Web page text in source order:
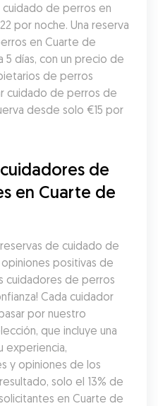
de perros en
por noche. Una reserva
en Cuarte de
5 días, con un precio de
de perros
cuidado de perros de
desde solo €15 por
de
en Cuarte de
reservas de cuidado de
positivas de
cuidadores de perros
Cada cuidador
por nuestro
que incluye una
experiencia,
y opiniones de los
solo el 13% de
en Cuarte de